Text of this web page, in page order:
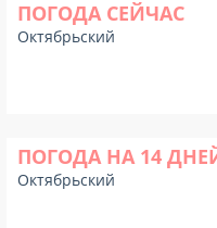
ПОГОДА СЕЙЧАС
Октябрьский
ПОГОДА НА 14
Октябрьский